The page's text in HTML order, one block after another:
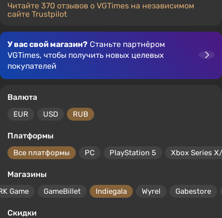
Читайте 370 отзывов о VGTimes на независимом
сайте Trustpilot
У вас свой магазин? Станьте партнёром
VGTimes, чтобы получить новых целевых
покупателей
Валюта
EUR USD RUB
Платформы
Все платформы PC PlayStation 5 Xbox Series
Магазины
Game GameBillet Indiegala Wyrel Gabestore
Скидки